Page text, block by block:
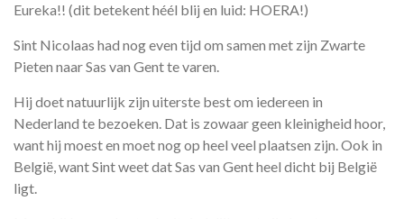
Eureka!! (dit betekent héél blij en luid: HOERA!)
Sint Nicolaas had nog even tijd om samen met zijn Zwarte
Pieten naar Sas van Gent te varen.
Hij doet natuurlijk zijn uiterste best om iedereen in
Nederland te bezoeken. Dat is zowaar geen kleinigheid hoor,
want hij moest en moet nog op heel veel plaatsen zijn. Ook in
België, want Sint weet dat Sas van Gent heel dicht bij België
ligt.